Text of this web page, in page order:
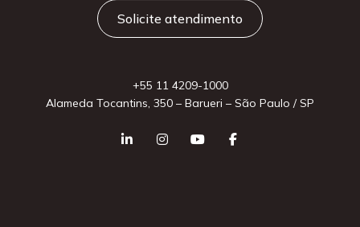
Solicite atendimento
+55 11 4209-1000
Alameda Tocantins, 350 – Barueri – São Paulo / SP